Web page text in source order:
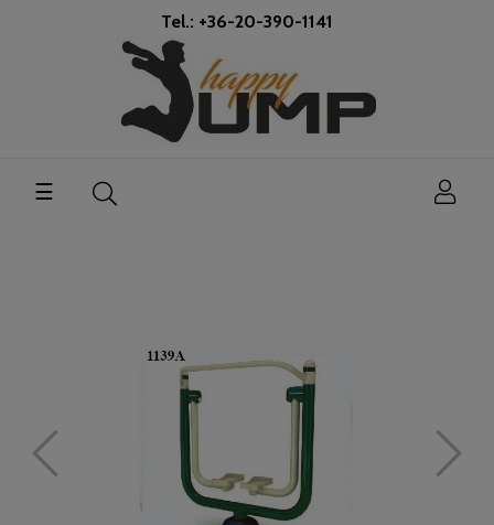
Tel.: +36-20-390-1141
Toggle
navigation
☰